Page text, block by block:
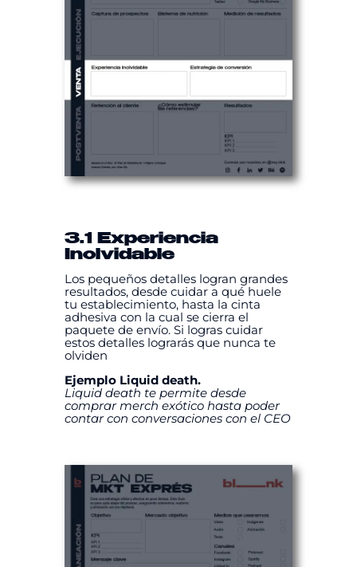
3.1 Experiencia
Inolvidable
Los pequeños detalles logran grandes
resultados, desde cuidar a qué huele
tu establecimiento, hasta la cinta
adhesiva con la cual se cierra el
paquete de envío. Si logras cuidar
estos detalles lograrás que nunca te
olviden
Ejemplo Liquid death.
Liquid death te permite desde
comprar merch exótico hasta poder
contar con conversaciones con el CEO